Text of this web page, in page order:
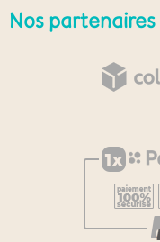
Nos partenaires